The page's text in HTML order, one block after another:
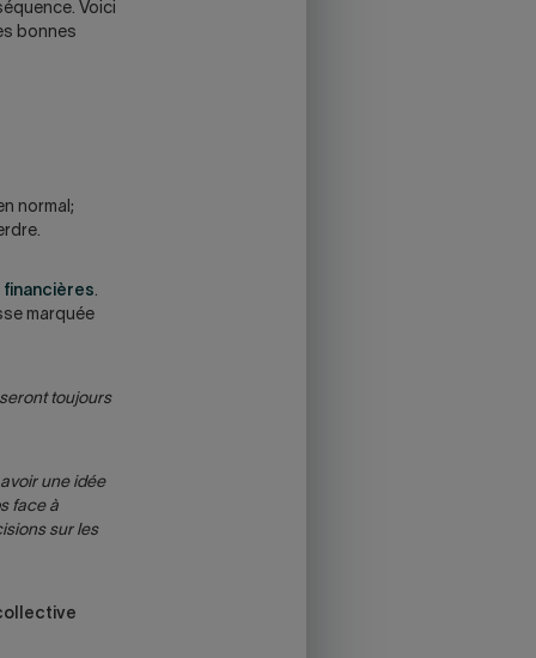
Voici
bonnes
normal;
.
marquée
toujours
une idée
face à
sur les